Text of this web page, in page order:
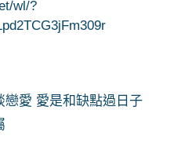
wl/?
戀愛 愛是和缺點過日子